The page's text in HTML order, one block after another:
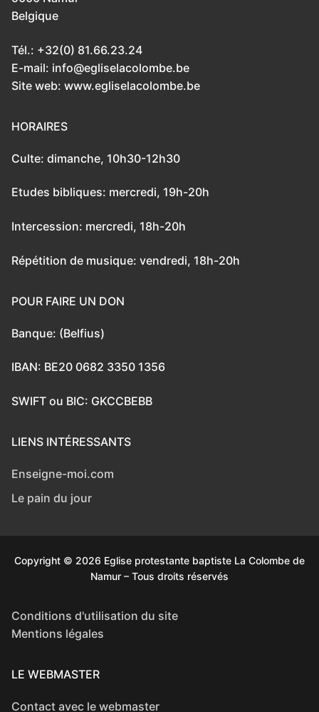
Belgique
Tél.: +32(0) 81.66.23.24
E-mail: info@egliselacolombe.be
Site web: www.egliselacolombe.be
HORAIRES
Culte: dimanche, 10h30-12h30
Etudes bibliques: mercredi, 19h-20h
Intercession: mercredi, 18h-20h
Répétition de musique: vendredi, 18h-20h
POUR FAIRE UN DON
Banque: (Belfius)
IBAN: BE20 0682 3350 1356
SWIFT ou BIC: GKCCBEBB
LIENS INTÉRESSANTS
Enseigne-moi.com
Le pain du jour
Copyright © 2026 Eglise protestante baptiste La Colombe de
Namur – Tous droits réservés
Conditions d'utilisation du site
Mentions légales
LE WEBMASTER
Contact avec le webmaster